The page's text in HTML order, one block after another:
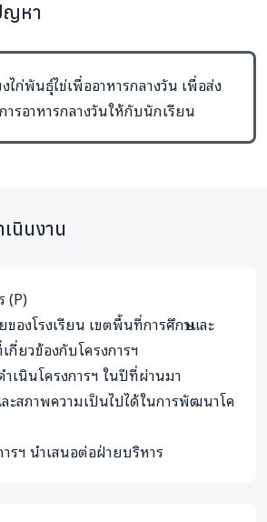
วน
ราย
เปลี่ย
รียน
ฎร์
รณ์)จำนวน
คน
อาหาร
กลางวัน
นักเรี
ญหา
ไก่พันธุ์ไข่เพื่ออาหารกลางวัน เพื่อส่ง
ารอาหารกลางวันให้กับนักเรียน
นินงาน
(P)
ของโรงเรียน เขตพื้นที่การศึกษาและ
กี่ยวข้องกับโครงการฯ
ำเนินโครงการฯ ในปีที่ผ่านมา
ะสภาพความเป็นไปได้ในการพัฒนาโค
รฯ นำเสนอต่อฝ่ายบริหาร